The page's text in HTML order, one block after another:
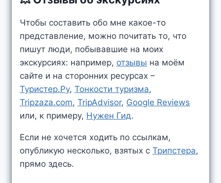
Чтобы составить обо мне какое-то
представление, можно почитать то, что
пишут люди, побывавшие на моих
экскурсиях: например, отзывы на моём
сайте и на сторонних ресурсах –
Туристер.Ру, Тонкости туризма,
Tripzaza.com, TripAdvisor, Google Reviews
или, к примеру, Нужен Гид.
Если не хочется ходить по ссылкам,
опубликую несколько, взятых c Трипстера,
прямо здесь.